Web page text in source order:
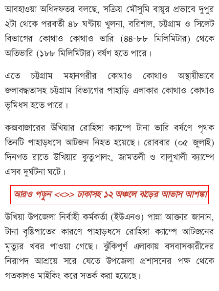
আবহাওয়া অধিদফতর বলছে, সক্রিয় মৌসুমি বায়ুর প্রভাবে দুপুর
২টা থেকে পরবর্তী ৪৮ ঘণ্টায় খুলনা, বরিশাল, চট্টগ্রাম ও সিলেট
বিভাগের কোথাও কোথাও ভারি (৪৪-৮৮ মিলিমিটার) থেকে
অতিভারি (১৮৮ মিলিমিটার) বর্ষণ হতে পারে।
এতে চট্টগ্রাম মহানগরীর কোথাও কোথাও অস্থায়ীভাবে
জলাবদ্ধতাসহ চট্টগ্রাম বিভাগের পাহাড়ি এলাকার কোথাও কোথাও
ভূমিধস হতে পারে।
কক্সবাজারের উখিয়ার রোহিঙ্গা ক্যাম্পে টানা ভারি বর্ষণে পৃথক
তিনটি পাহাড়ধসে আটজন নিহত হয়েছে। রোববার (০৫ জুলাই)
দিনগত রাতে উখিয়ার কুতুপালং, জামতলী ও বালুখালী ক্যাম্পে
এসব দুর্ঘটনা ঘটে।
আরও পড়ুন <<>> ঢাকাসহ ১২ অঞ্চলে ঝড়ের আভাস আশঙ্কা
উখিয়া উপজেলা নির্বাহী কর্মকর্তা (ইউএনও) পান্না আক্তার জানান,
টানা বৃষ্টিপাতের কারণে পাহাড়ধসে রোহিঙ্গা ক্যাম্পে আটজনের
মৃত্যুর খবর পাওয়া গেছে। ঝুঁকিপূর্ণ এলাকায় বসবাসকারীদের
নিরাপদ আশ্রয়ে সরে যেতে উপজেলা প্রশাসনের পক্ষ থেকে
গতকালও মাইকিং করে সতর্ক করা হয়েছে।